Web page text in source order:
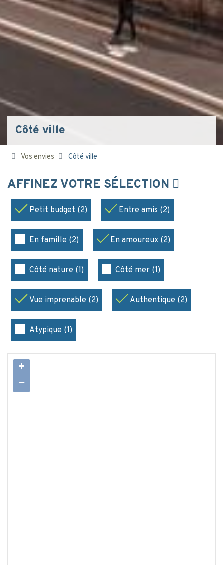
Côté ville
Vos envies Côté ville
AFFINEZ VOTRE SÉLECTION
Petit budget (2) Entre amis (2)
En famille (2) En amoureux (2)
Côté nature (1) Côté mer (1)
Vue imprenable (2) Authentique (2)
Atypique (1)
+
−